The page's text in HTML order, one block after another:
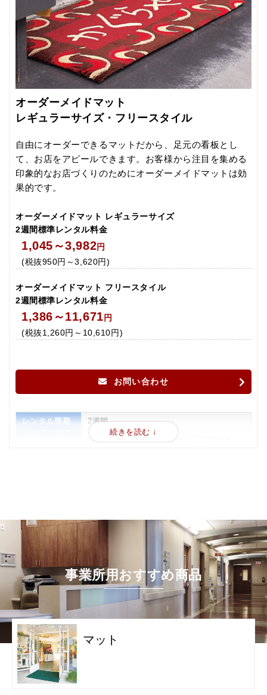
2週間標準レンタル料金
注意事項
※お客様とのご契約期間を2年以上とさせ
て頂きます。ご契約後、2年未満の途中解
約の場合は、違約金が発生します。
※本商品は屋内専用のマットです。屋外で
の使用(設置)はできません。
※詳しい内容のご説明に関しては担当店ま
37色の多彩なカラーでオリジナルデザインを実現！
美しい写真や細かい文字などをしっかり表現。伝えたい情報やイ
メージをそのままカタチにできます。「色が選べる」「ロゴを入
れられる」だけにとどまらず、店内で売りたいもの、伝えたいイ
メージを魅力的に演出します。さらにお好みのサイズと形を指定
することも可能です。
インサイド（屋内専用オーダーメイドマット）は、厚さわずか約
を考慮しました。
オリジナルなのにレンタル、だからずっとキレイ！
ダスキンのインサイド（屋内専用オーダーメイドマット）は、2
週間ごとに洗浄したキレイなマットに交換いたします。買い取り
のマットと違って、ダスキン担当者が交換にうかがいますので、
清掃の手間は一切不要！ いつもキレイな状態でお客さまをお迎
えできます。
安心の品質保証でずっと使える！
文字が見えづらい、色があせてきたなどデザイン表現を満たさな
オーダーメイドマット
レギュラーサイズ・フリースタイル
自由にオーダーできるマットだから、足元の看板とし
て、お店をアピールできます。お客様から注目を集める
印象的なお店づくりのためにオーダーメイドマットは効
果的です。
オーダーメイドマット レギュラーサイズ
2週間標準レンタル料金
1,045～3,982円
(税抜950円～3,620円)
オーダーメイドマット フリースタイル
2週間標準レンタル料金
1,386～11,671 円
(税抜1,260円～10,610円)
お問い合わせ
レンタル周期 2週間
SS(約65×80cm)1,045円～1,507円(税抜
1,790円～2,470円)
LL(約120×180cm)2,662円～3,641円(税抜
W(約150×180cm)3,234円～3,982円(税抜
2,940円～3,620円)
※額縁(フチゴム)指定、全周無の場合は、
各サイズとも縦横3cmずつ小さくなりま
す。
2週間標準レンタル料金
注意事項
※マットに使用する色数により、料金が変
事業所用おすすめ商品
マット